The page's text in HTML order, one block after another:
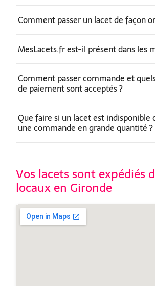
Comment passer un lacet de façon
MesLacets.fr est-il présent dans les
Comment passer commande et
de paiement sont acceptés ?
Que faire si un lacet est indisponible
une commande en grande quantité ?
Vos lacets sont expédiés
locaux en Gironde